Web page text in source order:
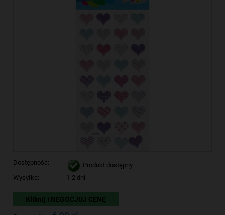
Dostępność:
Produkt dostępny
Wysyłka:
1-2 dni
Kliknij i NEGOCJUJ CENĘ